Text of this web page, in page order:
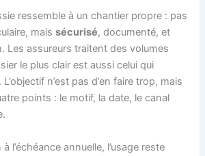
ressemble à un chantier propre : pas
maissécurisé, documenté, et
Les assureurs traitent des volumes
le plus clair est aussi celui qui
n’est pas d’en faire trop, mais
points : le motif, la date, le canal
l’échéance annuelle, l’usage reste